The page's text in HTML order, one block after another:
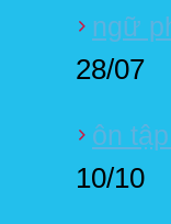
ngữ
28/07
ôn
10/10